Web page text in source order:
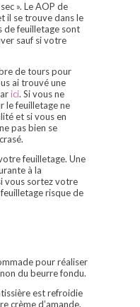
». Le AOP de
il se trouve dans le
de feuilletage sont
sauf si votre
de tours pour
ai trouvé une
ici. Si vous ne
le feuilletage ne
et si vous en
pas bien se
feuilletage. Une
à la
vous sortez votre
risque de
pour réaliser
du beurre fondu.
est refroidie
crème d’amande.